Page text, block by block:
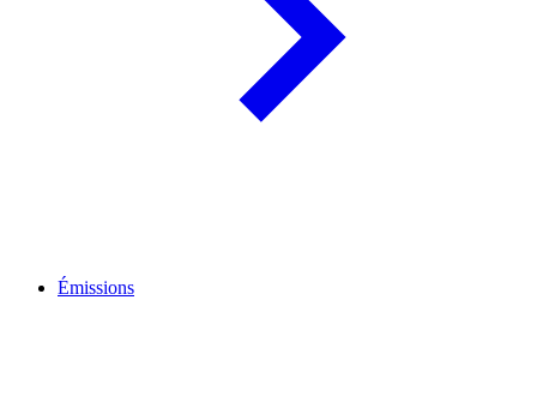
Émissions